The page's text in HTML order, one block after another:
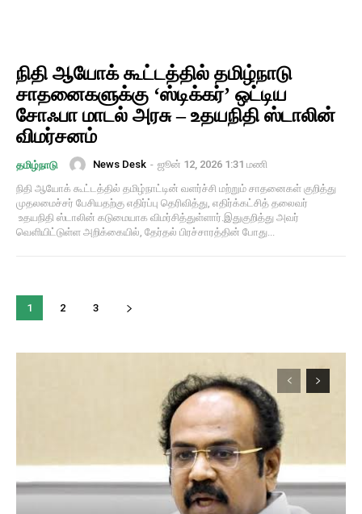
நிதி ஆயோக் கூட்டத்தில் தமிழ்நாடு
சாதனைகளுக்கு ‘ஸ்டிக்கர்’ ஒட்டிய
சோஃபா மாடல் அரசு – உதயநிதி ஸ்டாலின்
விமர்சனம்
தமிழ்நாடு News Desk - ஜூன் 12, 2026 1:31 மணி
நிதி ஆயோக் கூட்டத்தில் தமிழ்நாட்டின் வளர்ச்சி மற்றும் சாதனைகள் குறித்து
முதலமைச்சர் பேசியதற்கு எதிர்ப்பு தெரிவித்து, எதிர்க்கட்சித் தலைவர்
உதயநிதி ஸ்டாலின் கடுமையாக விமர்சித்துள்ளார்.இதுகுறித்து அவர்
வெளியிட்டுள்ள அறிக்கையில், தேர்தல் பிரச்சாரத்தின் போது...
1 2 3